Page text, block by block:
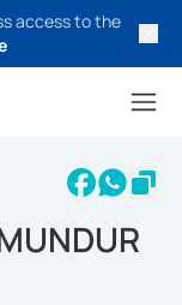
access to the